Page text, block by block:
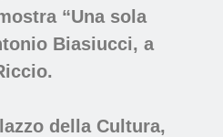
“Una sola
Biasiucci, a
della Cultura,